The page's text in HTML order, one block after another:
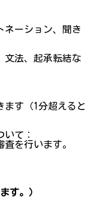
ーション、聞き
法、起承転結な
す（1分超えると
て：
を行います。
す。）